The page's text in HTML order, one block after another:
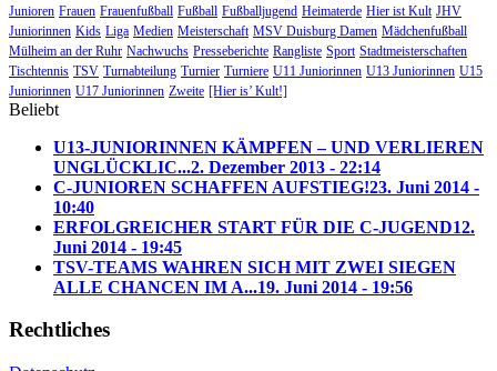
Junioren Frauen Frauenfußball Fußball Fußballjugend Heimaterde Hier ist Kult JHV
Juniorinnen Kids Liga Medien Meisterschaft MSV Duisburg Damen Mädchenfußball
Mülheim an der Ruhr Nachwuchs Presseberichte Rangliste Sport Stadtmeisterschaften
Tischtennis TSV Turnabteilung Turnier Turniere U11 Juniorinnen U13 Juniorinnen U15
Juniorinnen U17 Juniorinnen Zweite [Hier is’ Kult!]
Beliebt
U13-JUNIORINNEN KÄMPFEN – UND VERLIEREN
UNGLÜCKLIC...2. Dezember 2013 - 22:14
C-JUNIOREN SCHAFFEN AUFSTIEG!23. Juni 2014 -
10:40
ERFOLGREICHER START FÜR DIE C-JUGEND12.
Juni 2014 - 19:45
TSV-TEAMS WAHREN SICH MIT ZWEI SIEGEN
ALLE CHANCEN IM A...19. Juni 2014 - 19:56
Rechtliches